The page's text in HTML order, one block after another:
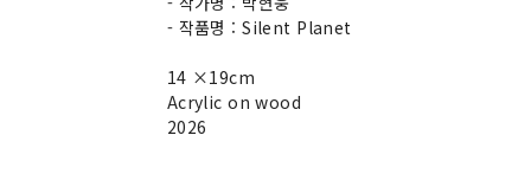
- 작품명 : Silent Planet
14 ×19cm
Acrylic on wood
2026